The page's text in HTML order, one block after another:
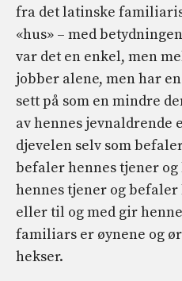
fra det latinske familiaris
«hus» – med
var det en enkel, men
jobber alene, men har
sett på som en mindre
av hennes jevnaldrende
djevelen selv som
befaler hennes tjener
hennes tjener og
eller til og med gir
familiars er øynene og
hekser.